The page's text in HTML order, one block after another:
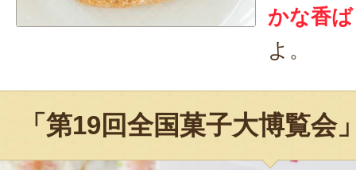
かな香
よ。
「第19回全国菓子大博覧会